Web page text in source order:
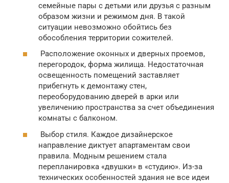
семейные пары с детьми или друзья с разным
образом жизни и режимом дня. В такой
ситуации невозможно обойтись без
обособления территории сожителей.
Расположение оконных и дверных проемов,
перегородок, форма жилища. Недостаточная
освещенность помещений заставляет
прибегнуть к демонтажу стен,
переоборудованию дверей в арки или
увеличению пространства за счет объединения
комнаты с балконом.
Выбор стиля. Каждое дизайнерское
направление диктует апартаментам свои
правила. Модным решением стала
перепланировка «двушки» в «студию». Из-за
технических особенностей здания не все идеи